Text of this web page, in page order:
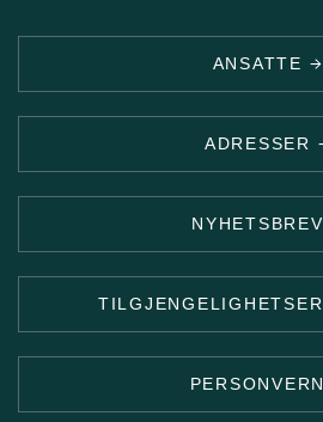
ANSATTE
ADRESSER
PERSONVERN